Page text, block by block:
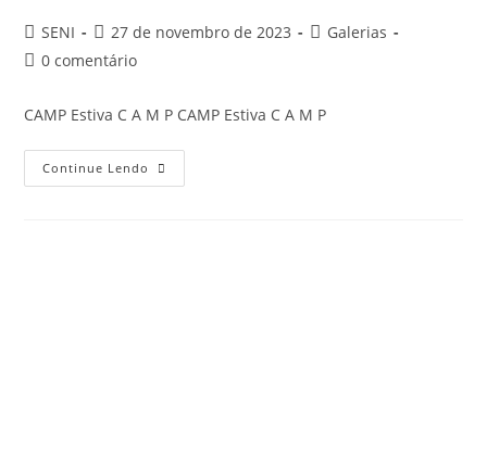
SENI 27 de novembro de 2023
Galerias
0 comentário
CAMP Estiva C A M P CAMP Estiva C A M P
Continue Lendo